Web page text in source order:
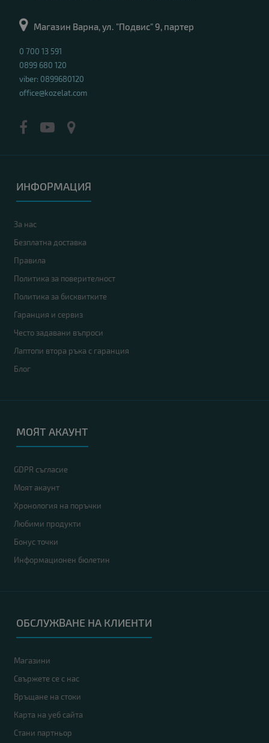
Магазин Варна, ул. "Подвис" 9, партер
0 700 13 591
0899 680 120
viber: 0899680120
office@kozelat.com
ИНФОРМАЦИЯ
За нас
Безплатна доставка
Правила
Политика за поверителност
Политика за бисквитките
Гаранция и сервиз
Често задавани въпроси
Лаптопи втора ръка с гаранция
Блог
МОЯТ АКАУНТ
GDPR съгласие
Моят акаунт
Хронология на поръчки
Любими продукти
Бонус точки
Информационен бюлетин
ОБСЛУЖВАНЕ НА КЛИЕНТИ
Магазини
Свържете се с нас
Връщане на стоки
Карта на уеб сайта
Стани партньор